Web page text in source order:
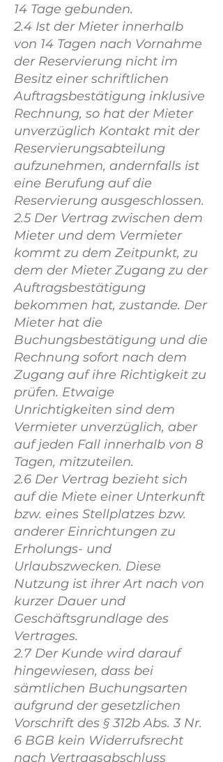
14 Tage gebunden.
2.4 Ist der Mieter innerhalb
von 14 Tagen nach Vornahme
der Reservierung nicht im
Besitz einer schriftlichen
Auftragsbestätigung inklusive
Rechnung, so hat der Mieter
unverzüglich Kontakt mit der
Reservierungsabteilung
aufzunehmen, andernfalls ist
eine Berufung auf die
Reservierung ausgeschlossen.
2.5 Der Vertrag zwischen dem
Mieter und dem Vermieter
kommt zu dem Zeitpunkt, zu
dem der Mieter Zugang zu der
Auftragsbestätigung
bekommen hat, zustande. Der
Mieter hat die
Buchungsbestätigung und die
Rechnung sofort nach dem
Zugang auf ihre Richtigkeit zu
prüfen. Etwaige
Unrichtigkeiten sind dem
Vermieter unverzüglich, aber
auf jeden Fall innerhalb von 8
Tagen, mitzuteilen.
2.6 Der Vertrag bezieht sich
auf die Miete einer Unterkunft
bzw. eines Stellplatzes bzw.
anderer Einrichtungen zu
Erholungs- und
Urlaubszwecken. Diese
Nutzung ist ihrer Art nach von
kurzer Dauer und
Geschäftsgrundlage des
Vertrages.
2.7 Der Kunde wird darauf
hingewiesen, dass bei
sämtlichen Buchungsarten
aufgrund der gesetzlichen
Vorschrift des § 312b Abs. 3 Nr.
6 BGB kein Widerrufsrecht
nach Vertragsabschluss